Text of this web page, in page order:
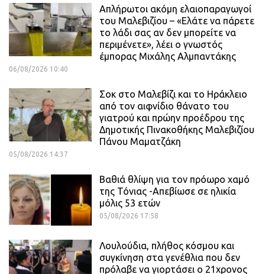
Απλήρωτοι ακόμη ελαιοπαραγωγοί
του Μαλεβιζίου – «Ελάτε να πάρετε
το λάδι σας αν δεν μπορείτε να
περιμένετε», λέει ο γνωστός
έμπορας Μιχάλης Αλμπαντάκης
06/08/2026 10:40
Σοκ στο Μαλεβίζι και το Ηράκλειο
από τον αιφνίδιο θάνατο του
γιατρού και πρώην προέδρου της
Δημοτικής Πινακοθήκης Μαλεβιζίου
Πάνου Μαματζάκη
05/08/2026 14:37
Βαθιά θλίψη για τον πρόωρο χαμό
της Τόνιας -Απεβίωσε σε ηλικία
μόλις 53 ετών
05/08/2026 17:58
Λουλούδια, πλήθος κόσμου και
συγκίνηση στα γενέθλια που δεν
πρόλαβε να γιορτάσει ο 21χρονος